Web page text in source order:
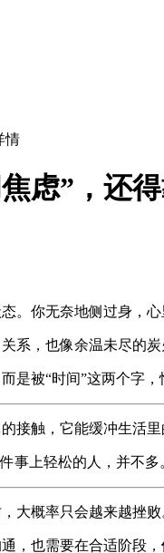
情
虑”，还得
。你无奈地侧过身，心
系，也像余温未尽的
是被“时间”这两个字，
接触，它能缓冲生活
上轻松的人，并不多
大概率只会越来越挫败
，也需要在合适阶段，